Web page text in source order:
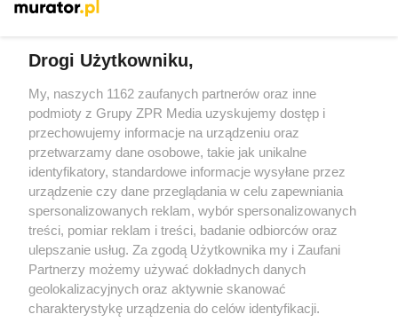
Sprawdź także:Montaż okien dachowych. Poznaj
zasady i kolejność prac
Drogi Użytkowniku,
My, naszych 1162 zaufanych partnerów oraz inne
podmioty z Grupy ZPR Media uzyskujemy dostęp i
przechowujemy informacje na urządzeniu oraz
przetwarzamy dane osobowe, takie jak unikalne
identyfikatory, standardowe informacje wysyłane przez
urządzenie czy dane przeglądania w celu zapewniania
spersonalizowanych reklam, wybór spersonalizowanych
treści, pomiar reklam i treści, badanie odbiorców oraz
ulepszanie usług. Za zgodą Użytkownika my i Zaufani
Partnerzy możemy używać dokładnych danych
geolokalizacyjnych oraz aktywnie skanować
charakterystykę urządzenia do celów identyfikacji.